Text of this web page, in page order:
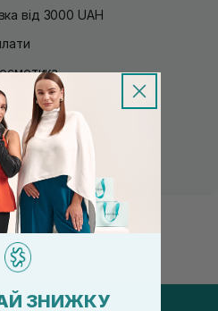
від 3000 UAH
ЗНИЖКУ